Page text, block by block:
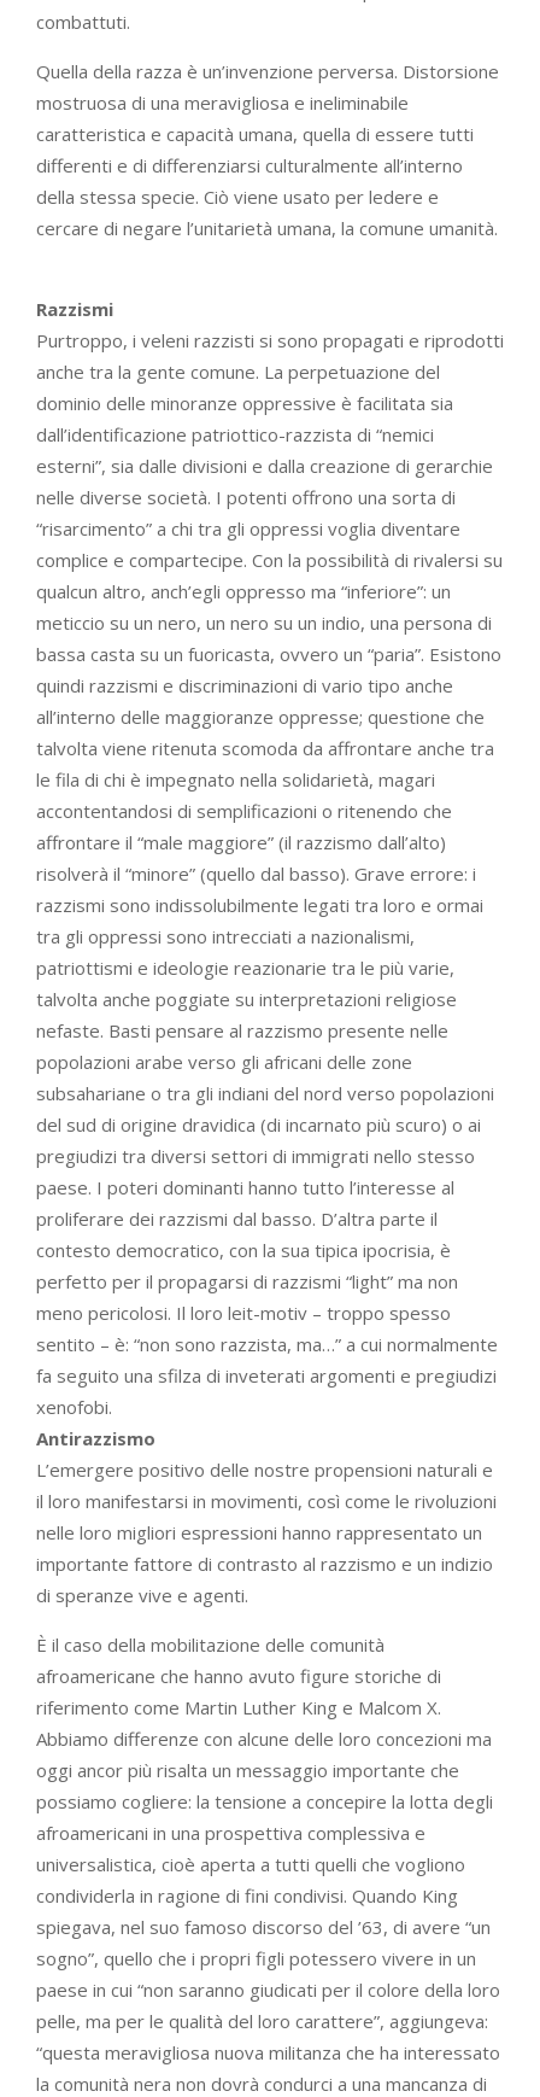
combattuti.
Quella della razza è un’invenzione perversa. Distorsione
mostruosa di una meravigliosa e ineliminabile
caratteristica e capacità umana, quella di essere tutti
differenti e di differenziarsi culturalmente all’interno
della stessa specie. Ciò viene usato per ledere e
cercare di negare l’unitarietà umana, la comune umanità.
Razzismi
Purtroppo, i veleni razzisti si sono propagati e riprodotti
anche tra la gente comune. La perpetuazione del
dominio delle minoranze oppressive è facilitata sia
dall’identificazione patriottico-razzista di “nemici
esterni”, sia dalle divisioni e dalla creazione di gerarchie
nelle diverse società. I potenti offrono una sorta di
“risarcimento” a chi tra gli oppressi voglia diventare
complice e compartecipe. Con la possibilità di rivalersi su
qualcun altro, anch’egli oppresso ma “inferiore”: un
meticcio su un nero, un nero su un indio, una persona di
bassa casta su un fuoricasta, ovvero un “paria”. Esistono
quindi razzismi e discriminazioni di vario tipo anche
all’interno delle maggioranze oppresse; questione che
talvolta viene ritenuta scomoda da affrontare anche tra
le fila di chi è impegnato nella solidarietà, magari
accontentandosi di semplificazioni o ritenendo che
affrontare il “male maggiore” (il razzismo dall’alto)
risolverà il “minore” (quello dal basso). Grave errore: i
razzismi sono indissolubilmente legati tra loro e ormai
tra gli oppressi sono intrecciati a nazionalismi,
patriottismi e ideologie reazionarie tra le più varie,
talvolta anche poggiate su interpretazioni religiose
nefaste. Basti pensare al razzismo presente nelle
popolazioni arabe verso gli africani delle zone
subsahariane o tra gli indiani del nord verso popolazioni
del sud di origine dravidica (di incarnato più scuro) o ai
pregiudizi tra diversi settori di immigrati nello stesso
paese. I poteri dominanti hanno tutto l’interesse al
proliferare dei razzismi dal basso. D’altra parte il
contesto democratico, con la sua tipica ipocrisia, è
perfetto per il propagarsi di razzismi “light” ma non
meno pericolosi. Il loro leit-motiv – troppo spesso
sentito – è: “non sono razzista, ma…” a cui normalmente
fa seguito una sfilza di inveterati argomenti e pregiudizi
xenofobi.
Antirazzismo
L’emergere positivo delle nostre propensioni naturali e
il loro manifestarsi in movimenti, così come le rivoluzioni
nelle loro migliori espressioni hanno rappresentato un
importante fattore di contrasto al razzismo e un indizio
di speranze vive e agenti.
È il caso della mobilitazione delle comunità
afroamericane che hanno avuto figure storiche di
riferimento come Martin Luther King e Malcom X.
Abbiamo differenze con alcune delle loro concezioni ma
oggi ancor più risalta un messaggio importante che
possiamo cogliere: la tensione a concepire la lotta degli
afroamericani in una prospettiva complessiva e
universalistica, cioè aperta a tutti quelli che vogliono
condividerla in ragione di fini condivisi. Quando King
spiegava, nel suo famoso discorso del ’63, di avere “un
sogno”, quello che i propri figli potessero vivere in un
paese in cui “non saranno giudicati per il colore della loro
pelle, ma per le qualità del loro carattere”, aggiungeva:
“questa meravigliosa nuova militanza che ha interessato
la comunità nera non dovrà condurci a una mancanza di